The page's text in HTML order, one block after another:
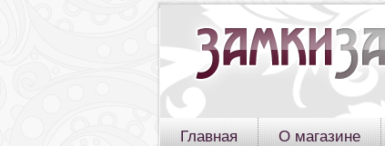
Главная О магазине